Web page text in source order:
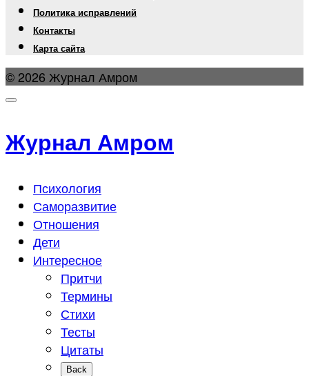
Политика исправлений
Контакты
Карта сайта
© 2026 Журнал Амром
Журнал Амром
Психология
Саморазвитие
Отношения
Дети
Интересное
Притчи
Термины
Стихи
Тесты
Цитаты
Back